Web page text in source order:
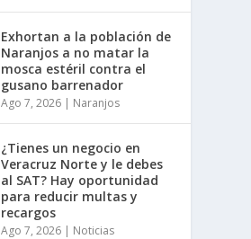
Exhortan a la población de
Naranjos a no matar la
mosca estéril contra el
gusano barrenador
Ago 7, 2026 | Naranjos
¿Tienes un negocio en
Veracruz Norte y le debes
al SAT? Hay oportunidad
para reducir multas y
recargos
Ago 7, 2026 | Noticias